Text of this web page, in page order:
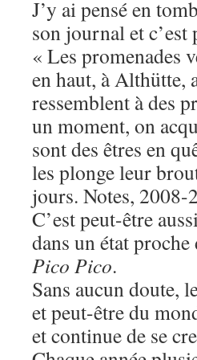
J’y ai pensé en
son journal et c’est
« Les promenades
en haut, à Althütte,
ressemblent à des
un moment, on
sont des êtres en
les plonge leur
jours. Notes,
C’est peut-être
dans un état
Pico Pico.
Sans aucun doute,
et peut-être du
et continue de se